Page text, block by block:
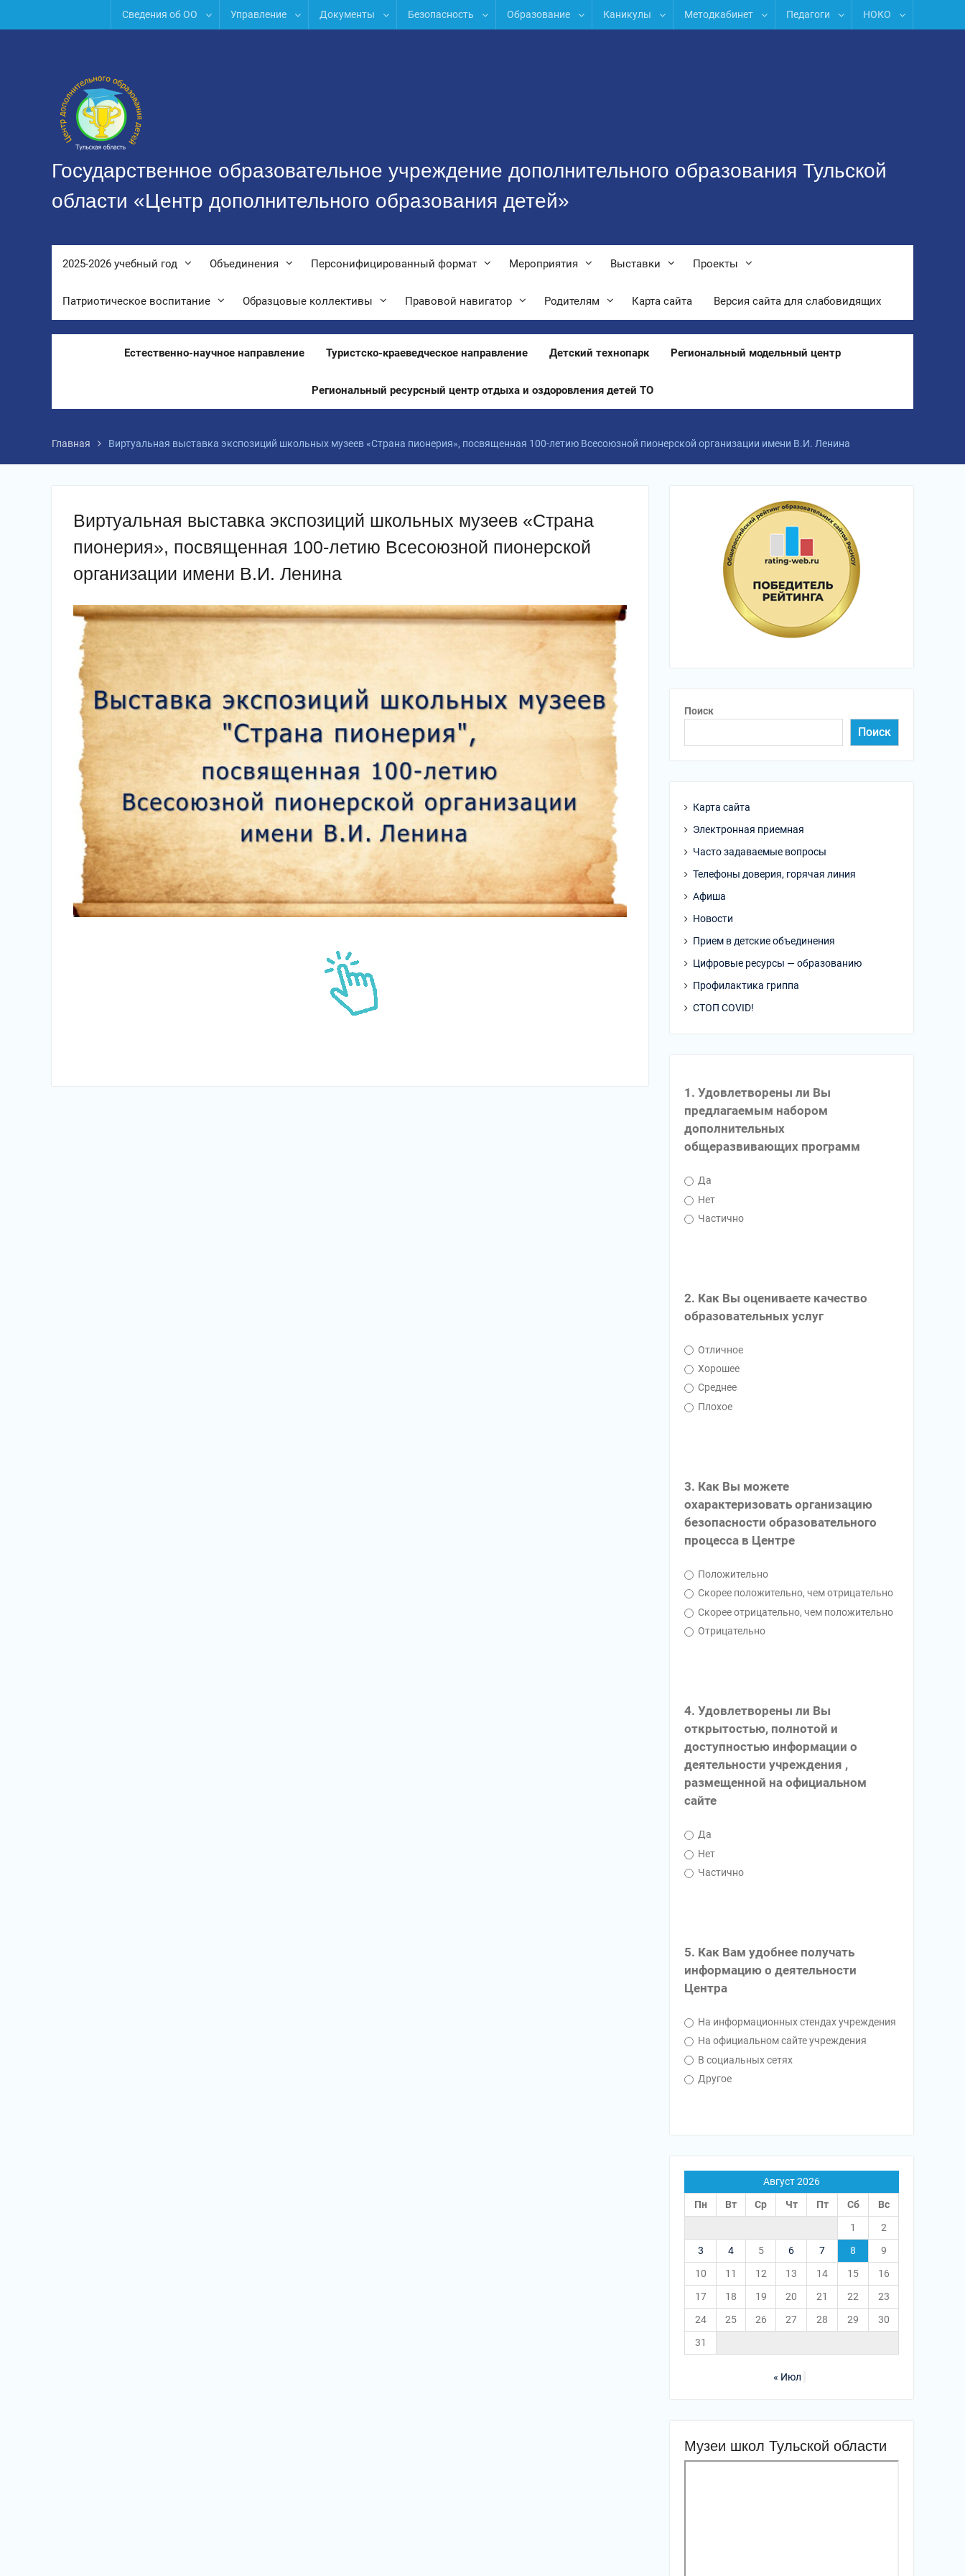
Сведения об ОО Управление Документы Безопасность Образование Каникулы Методкабинет Педагоги НОКО
Государственное образовательное учреждение дополнительного образования Тульской
области «Центр дополнительного образования детей»
2025-2026 учебный год Объединения Персонифицированный формат Мероприятия Выставки Проекты
Патриотическое воспитание Образцовые коллективы Правовой навигатор Родителям Карта сайта Версия сайта для слабовидящих
Естественно-научное направление Туристско-краеведческое направление Детский технопарк Региональный модельный центр
Региональный ресурсный центр отдыха и оздоровления детей ТО
Главная Виртуальная выставка экспозиций школьных музеев «Страна пионерия», посвященная 100-летию Всесоюзной пионерской организации имени В.И. Ленина
Виртуальная выставка экспозиций школьных музеев «Страна
пионерия», посвященная 100-летию Всесоюзной пионерской
организации имени В.И. Ленина
Поиск
Поиск
Карта сайта
Электронная приемная
Часто задаваемые вопросы
Телефоны доверия, горячая линия
Афиша
Новости
Прием в детские объединения
Цифровые ресурсы — образованию
Профилактика гриппа
СТОП COVID!
1. Удовлетворены ли Вы
предлагаемым набором
дополнительных
общеразвивающих программ
Да
Нет
Частично
2. Как Вы оцениваете качество
образовательных услуг
Отличное
Хорошее
Среднее
Плохое
3. Как Вы можете
охарактеризовать организацию
безопасности образовательного
процесса в Центре
Положительно
Скорее положительно, чем отрицательно
Скорее отрицательно, чем положительно
Отрицательно
4. Удовлетворены ли Вы
открытостью, полнотой и
доступностью информации о
деятельности учреждения ,
размещенной на официальном
сайте
Да
Нет
Частично
5. Как Вам удобнее получать
информацию о деятельности
Центра
На информационных стендах учреждения
На официальном сайте учреждения
В социальных сетях
Другое
Август 2026
Пн
Вт Ср Чт Пт Сб
Вс
1
2
3
4 5 6 7 8
9
10
11 12 13 14 15
16
17
18 19 20 21 22
23
24
25 26 27 28 29
30
31
« Июл
Музеи школ Тульской области